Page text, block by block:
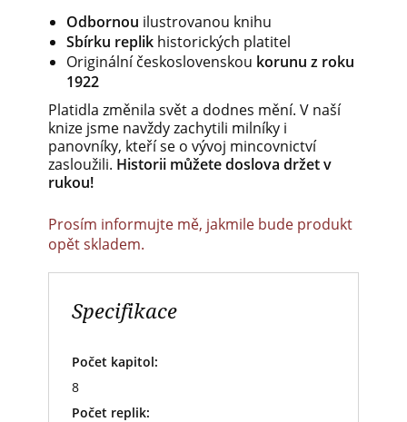
Odbornou ilustrovanou knihu
Sbírku replik historických platitel
Originální československou korunu z roku
1922
Platidla změnila svět a dodnes mění. V naší
knize jsme navždy zachytili milníky i
panovníky, kteří se o vývoj mincovnictví
zasloužili. Historii můžete doslova držet v
rukou!
Prosím informujte mě, jakmile bude produkt
opět skladem.
Specifikace
Počet kapitol:
8
Počet replik: